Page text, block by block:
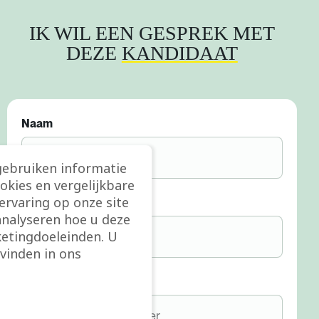
IK WIL EEN GESPREK MET
DEZE KANDIDAAT
Naam
E-mail
informatie
en vergelijkbare
op onze site
hoe u deze
U
in ons